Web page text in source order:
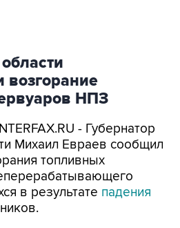
возгорание
НПЗ
- Губернатор
Михаил Евраев сообщил
топливных
в результате падения